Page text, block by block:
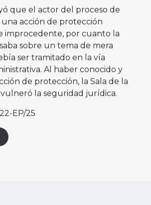
que el actor del proceso de
acción de protección
improcedente, por cuanto la
sobre un tema de mera
ser tramitado en la vía
Al haber conocido y
de protección, la Sala de la
la seguridad jurídica.
EP/25